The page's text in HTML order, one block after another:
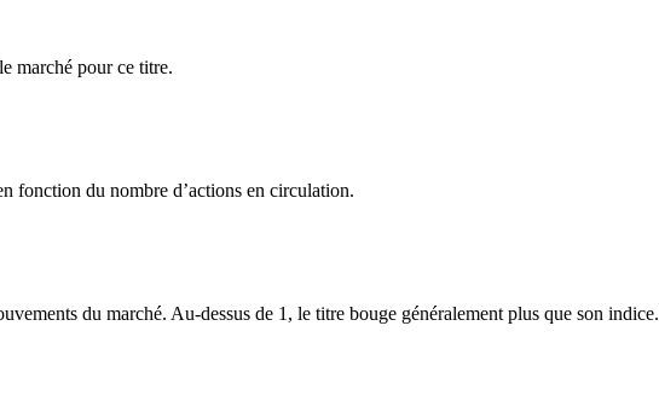
marché pour ce titre.
fonction du nombre d’actions en circulation.
du marché. Au-dessus de 1, le titre bouge généralement plus que son indice.